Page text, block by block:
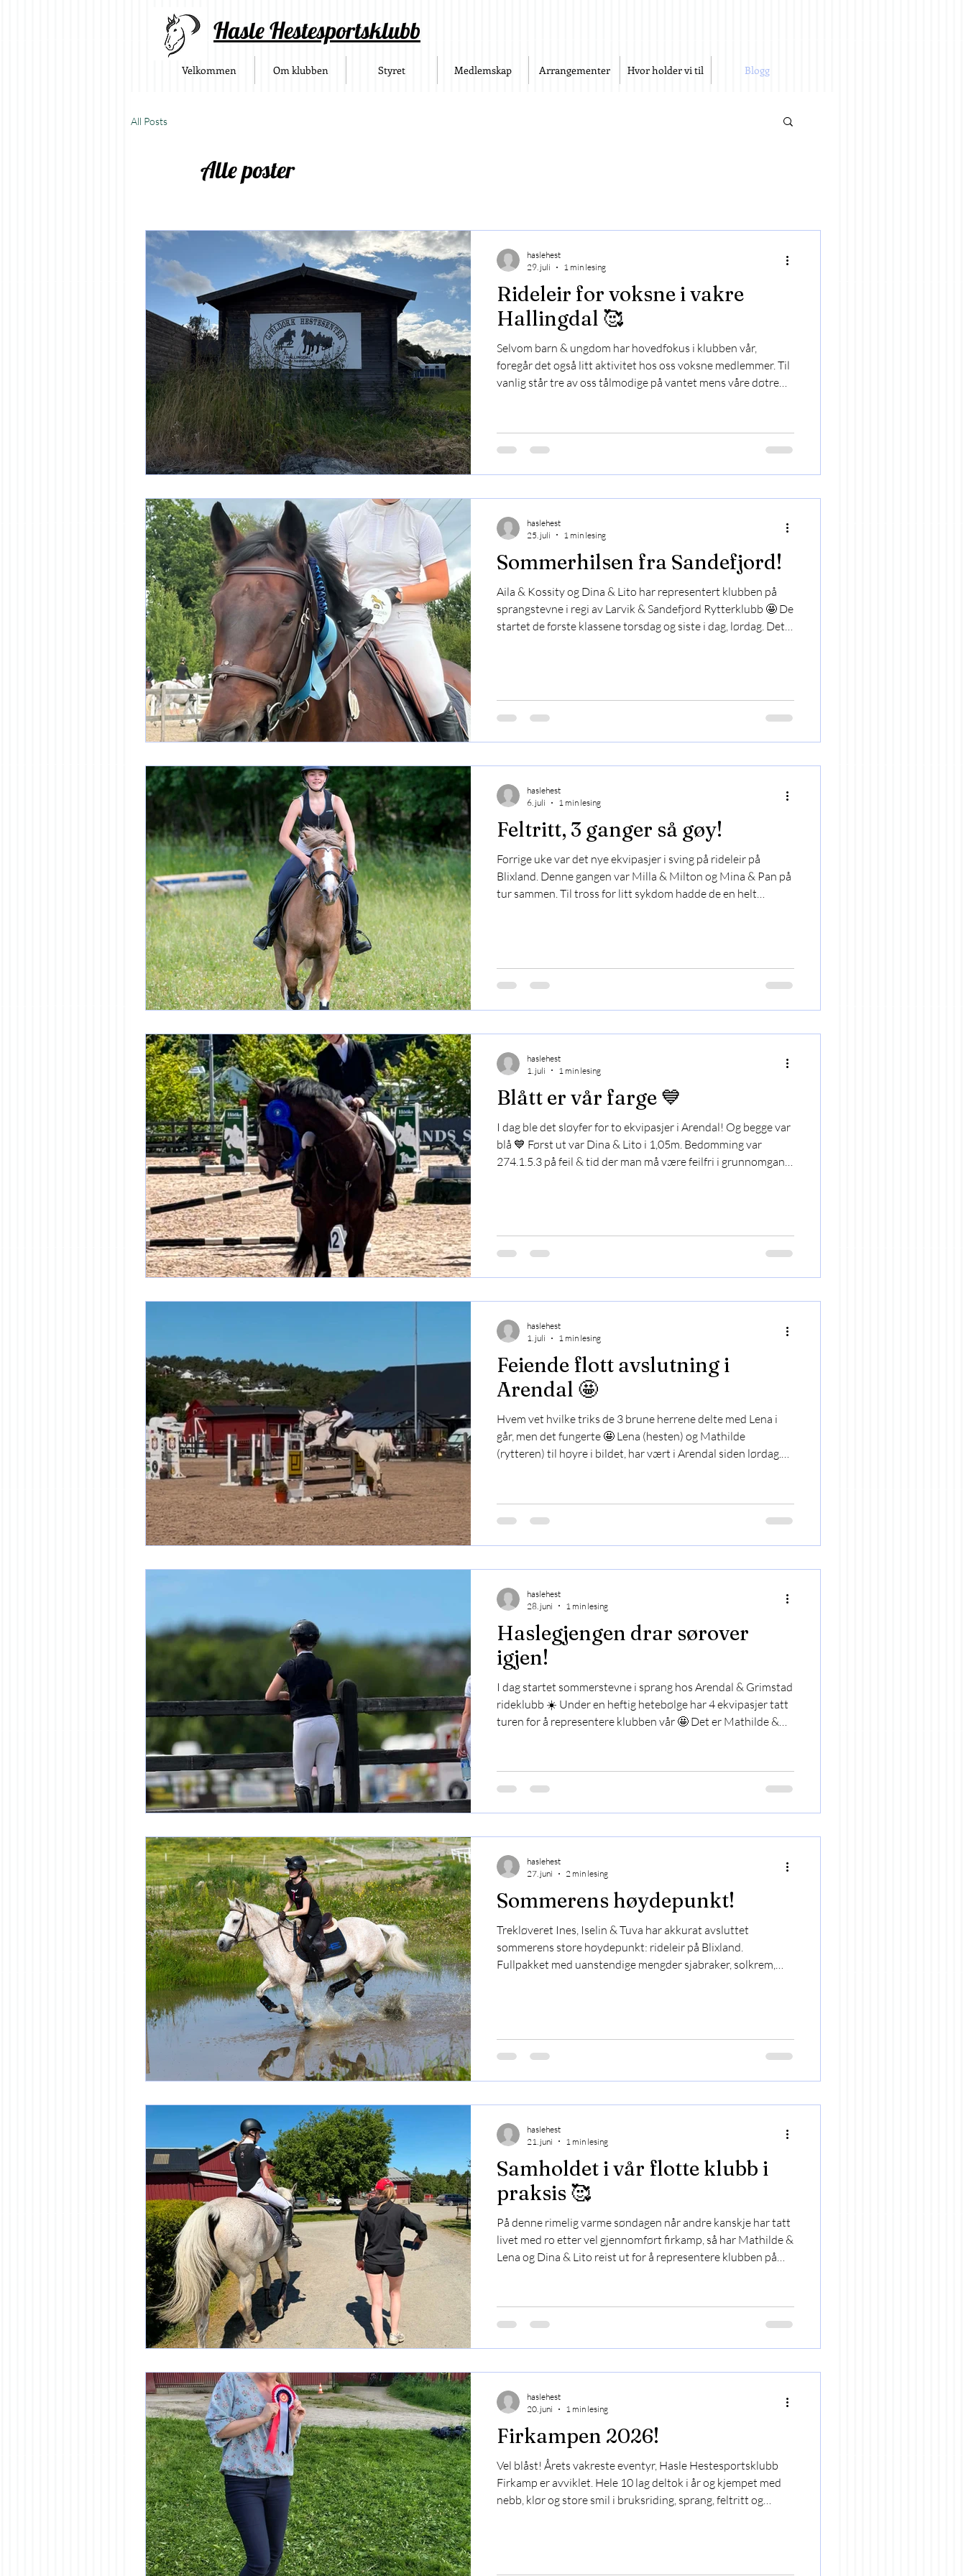
Velkommen Om klubben Styret Medlemskap Arrangementer Hvor holder vi til Blogg
Hasle Hestesportsklubb
All Posts
Rideleir for voksne i vakre
Hallingdal 🥰
Selvom barn & ungdom har hovedfokus i klubben vår,
foregår det også litt aktivitet hos oss voksne medlemmer. Til
vanlig står tre av oss tålmodige på vantet mens våre døtre
daglig er tilknyttet Hestehjørnet utegang på rideleir i vakre
omgivelser i Ål i Hallingdal. To- og firbeinte ble innlosjert på
haslehest
29. juli
1 min lesing
Sommerhilsen fra Sandefjord!
Aila & Kossity og Dina & Lito har representert klubben på
sprangstevne i regi av Larvik & Sandefjord Rytterklubb 🤩 De
startet de første klassene torsdag og siste i dag, lørdag. Det
haslehest
25. juli
1 min lesing
Feltritt, 3 ganger så gøy!
Forrige uke var det nye ekvipasjer i sving på rideleir på
Blixland. Denne gangen var Milla & Milton og Mina & Pan på
tur sammen. Til tross for litt sykdom hadde de en helt
haslehest
6. juli
1 min lesing
Blått er vår farge 💙
I dag ble det sløyfer for to ekvipasjer i Arendal! Og begge var
blå 💙 Først ut var Dina & Lito i 1,05m. Bedømming var
274.1.5.3 på feil & tid der man må være feilfri i grunnomgang
gir feilfritt overvunnet hinder poeng tilsvarende hinderets
haslehest
1. juli
1 min lesing
Feiende flott avslutning i
Arendal 🤩
Hvem vet hvilke triks de 3 brune herrene delte med Lena i
går, men det fungerte 🤩 Lena (hesten) og Mathilde
(rytteren) til høyre i bildet, har vært i Arendal siden lørdag.
satt det: dobbel null, omhopping og tiden 47.83 som holdt til
en 11 plass av 37 startende 💪 De ble med det første
haslehest
1. juli
1 min lesing
Haslegjengen drar sørover
igjen!
I dag startet sommerstevne i sprang hos Arendal & Grimstad
rideklubb ☀️ Under en heftig hetebølge har 4 ekvipasjer tatt
turen for å representere klubben vår 🤩 Det er Mathilde &
roen på Sørlandet 🥰 3 av ekvipasjene var i ilden allerde i dag.
Mathilde & Lena var først ut i 80cm. De kom seg gjennom
haslehest
28. juni
1 min lesing
Sommerens høydepunkt!
Trekløveret Ines, Iselin & Tuva har akkurat avsluttet
sommerens store høydepunkt: rideleir på Blixland.
Fullpakket med uanstendige mengder sjabraker, solkrem,
tilhørende paddock. Blixland har feltritt som hovedfokus og
haslehest
27. juni
2 min lesing
Samholdet i vår flotte klubb i
praksis 🥰
På denne rimelig varme søndagen når andre kanskje har tatt
livet med ro etter vel gjennomført firkamp, så har Mathilde &
Lena og Dina & Lito reist ut for å representere klubben på
🤩 Herlig å se klubbvenninnene hjelpe hverandre 🥰 For
begge ekvipasjer ble det flotte runder - for Mathilde & Lena
haslehest
21. juni
1 min lesing
Firkampen 2026!
Vel blåst! Årets vakreste eventyr, Hasle Hestesportsklubb
Firkamp er avviklet. Hele 10 lag deltok i år og kjempet med
nebb, klør og store smil i bruksriding, sprang, feltritt og
haslehest
20. juni
1 min lesing
Alle poster